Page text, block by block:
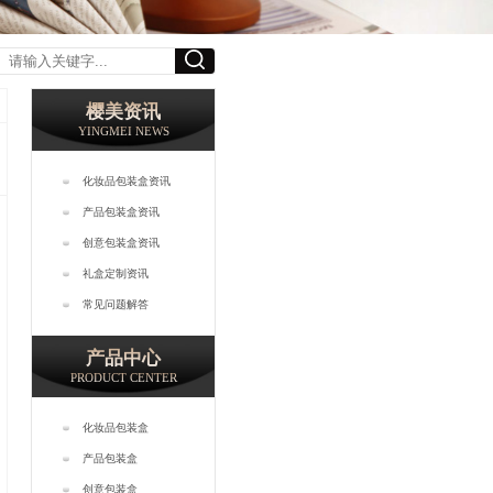
樱美资讯
YINGMEI NEWS
化妆品包装盒资讯
产品包装盒资讯
创意包装盒资讯
礼盒定制资讯
常见问题解答
产品中心
PRODUCT CENTER
化妆品包装盒
产品包装盒
创意包装盒